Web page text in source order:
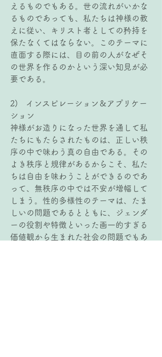
えるものでもある。世の流れがいかな
るものであっても、私たちは神様の教
えに従い、キリスト者としての矜持を
保たなくてはならない。このテーマに
直面する際には、目の前の人がなぜそ
の世界を作るのかという深い知見が必
要である。
2)   インスピレーション＆アプリケー
ション
神様がお造りになった世界を通して私
たちにもたらされたものは、正しい秩
序の中で味わう真の自由である。その
よき秩序と規律があるからこそ、私た
ちは自由を味わうことができるのであ
って、無秩序の中では不安が増幅して
しまう。性的多様性のテーマは、たま
しいの問題であるとともに、ジェンダ
ーの役割や特徴といった画一的すぎる
価値観から生まれた社会の問題でもあ